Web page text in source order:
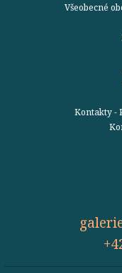
Všeobecné
Kontakty -